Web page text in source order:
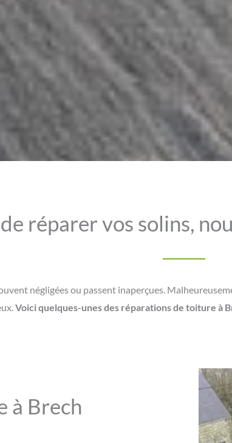
réparer vos solins,
négligées ou passent inaperçues.
Voici quelques-unes des réparations de toiture à
à Brech